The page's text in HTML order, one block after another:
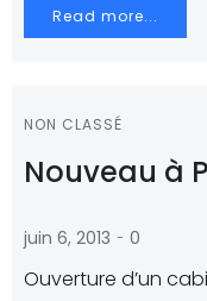
Read more...
NON CLASSÉ
Nouveau à
juin 6, 2013 - 0
Ouverture d’un